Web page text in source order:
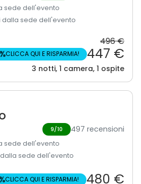
sede dell'evento
dalla sede dell'evento
496 €
%CLICCA QUI E RISPARMIA! 447 €
3 notti, 1 camera, 1 ospite
9/10 497 recensioni
sede dell'evento
dalla sede dell'evento
CLICCA QUI E RISPARMIA! 480 €